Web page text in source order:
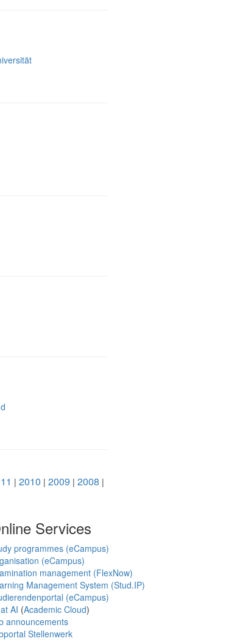
| 2010 | 2009 | 2008 |
Services
programmes (eCampus)
(eCampus)
management (FlexNow)
Management System (Stud.IP)
(eCampus)
AI (Academic Cloud)
announcements
Stellenwerk